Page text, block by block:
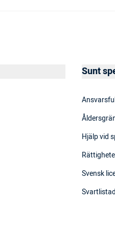
Sunt
Hjälp vid
Svensk